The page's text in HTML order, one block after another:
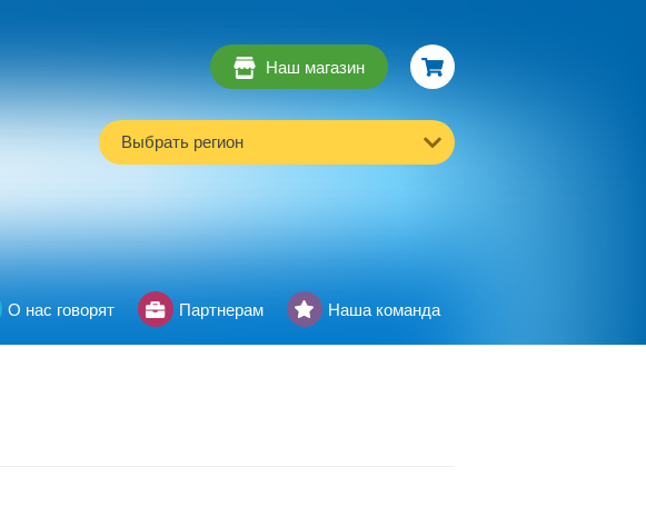
Наш магазин
Выбрать регион
О нас говорят Партнерам Наша команда